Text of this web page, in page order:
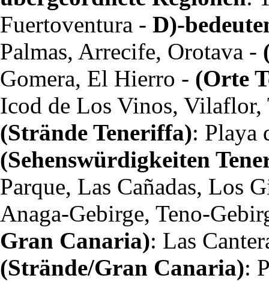
Fuertoventura - D)-
Palmas, Arrecife, Orotava -
Gomera, El Hierro - (Orte
Icod de Los Vinos, Vilaflor,
(Strände Teneriffa): Playa
(Sehenswürdigkeiten
Parque, Las Cañadas, Los
Anaga-Gebirge, Teno-
Gran Canaria): Las
(Strände/Gran Canaria):